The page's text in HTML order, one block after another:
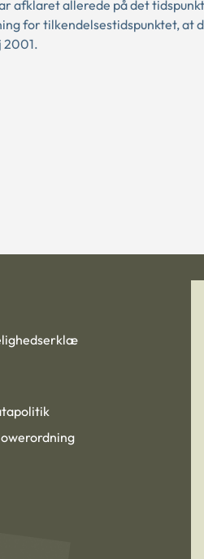
afklaret allerede på det
for tilkendelsestidspunktet, at
2001.